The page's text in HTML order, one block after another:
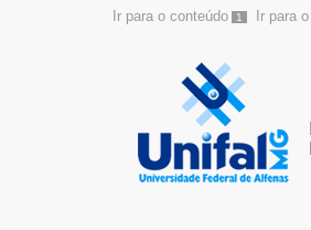
Ir para o conteúdo 1 Ir para